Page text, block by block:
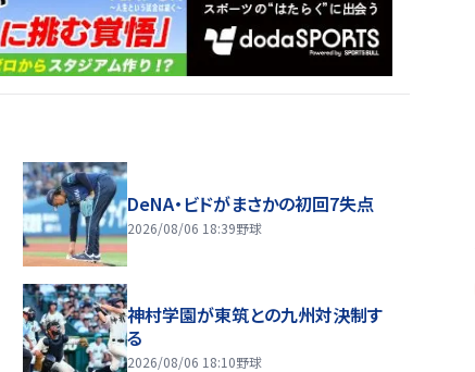
DeNA・ビドがまさかの初回7失点
2026/08/06 18:39野球
神村学園が東筑との九州対決制す
る
2026/08/06 18:10野球